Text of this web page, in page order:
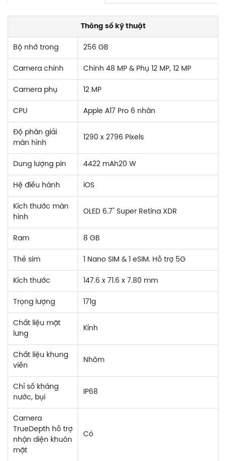
Thông số kỹ thuật
Bộ nhớ trong 256 GB
Camera chính Chính 48 MP & Phụ 12 MP, 12 MP
Camera phụ 12 MP
CPU Apple A17 Pro 6 nhân
Độ phân giải
màn hình
1290 x 2796 Pixels
Dung lượng pin 4422 mAh20 W
Hệ điều hành iOS
Kích thước màn
hình
OLED 6.7" Super Retina XDR
Ram 8 GB
Thẻ sim 1 Nano SIM & 1 eSIM. Hỗ trợ 5G
Kích thước 147.6 x 71.6 x 7.80 mm
Trọng lượng 171g
Chất liệu mặt
lưng
Kính
Chất liệu khung
viền
Nhôm
Chỉ số kháng
nước, bụi
IP68
Camera
TrueDepth hỗ trợ
nhận diện khuôn
mặt
Có